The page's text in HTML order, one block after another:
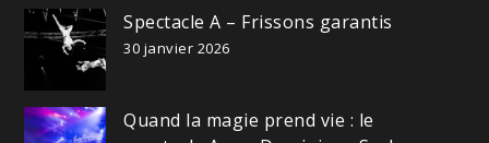
Spectacle A – Frissons garantis
30 janvier 2026
Quand la magie prend vie : le